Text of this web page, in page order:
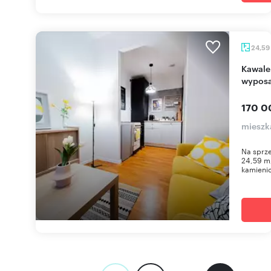
24,59
Kawalerka 25 m² w centrum Chorzowa - pełne
170
Na
24,59